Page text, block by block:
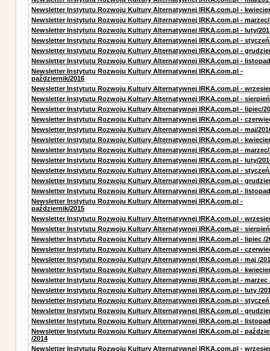
Newsletter Instytutu Rozwoju Kultury Alternatywnej IRKA.com.pl -
Newsletter Instytutu Rozwoju Kultury Alternatywnej IRKA.com.pl - marzec/
Newsletter Instytutu Rozwoju Kultury Alternatywnej IRKA.com.pl - luty/
Newsletter Instytutu Rozwoju Kultury Alternatywnej IRKA.com.pl -
Newsletter Instytutu Rozwoju Kultury Alternatywnej IRKA.com.pl -
Newsletter Instytutu Rozwoju Kultury Alternatywnej IRKA.com.pl -
Newsletter Instytutu Rozwoju Kultury Alternatywnej IRKA.com.pl -
październik/2016
Newsletter Instytutu Rozwoju Kultury Alternatywnej IRKA.com.pl -
Newsletter Instytutu Rozwoju Kultury Alternatywnej IRKA.com.pl -
Newsletter Instytutu Rozwoju Kultury Alternatywnej IRKA.com.pl - lipiec/
Newsletter Instytutu Rozwoju Kultury Alternatywnej IRKA.com.pl -
Newsletter Instytutu Rozwoju Kultury Alternatywnej IRKA.com.pl - maj/
Newsletter Instytutu Rozwoju Kultury Alternatywnej IRKA.com.pl -
Newsletter Instytutu Rozwoju Kultury Alternatywnej IRKA.com.pl - marzec/
Newsletter Instytutu Rozwoju Kultury Alternatywnej IRKA.com.pl - luty/
Newsletter Instytutu Rozwoju Kultury Alternatywnej IRKA.com.pl -
Newsletter Instytutu Rozwoju Kultury Alternatywnej IRKA.com.pl -
Newsletter Instytutu Rozwoju Kultury Alternatywnej IRKA.com.pl -
Newsletter Instytutu Rozwoju Kultury Alternatywnej IRKA.com.pl -
październik/2015
Newsletter Instytutu Rozwoju Kultury Alternatywnej IRKA.com.pl -
Newsletter Instytutu Rozwoju Kultury Alternatywnej IRKA.com.pl -
Newsletter Instytutu Rozwoju Kultury Alternatywnej IRKA.com.pl - lipiec /
Newsletter Instytutu Rozwoju Kultury Alternatywnej IRKA.com.pl -
Newsletter Instytutu Rozwoju Kultury Alternatywnej IRKA.com.pl - maj /
Newsletter Instytutu Rozwoju Kultury Alternatywnej IRKA.com.pl -
Newsletter Instytutu Rozwoju Kultury Alternatywnej IRKA.com.pl - marzec
Newsletter Instytutu Rozwoju Kultury Alternatywnej IRKA.com.pl - luty /
Newsletter Instytutu Rozwoju Kultury Alternatywnej IRKA.com.pl - styczeń
Newsletter Instytutu Rozwoju Kultury Alternatywnej IRKA.com.pl -
Newsletter Instytutu Rozwoju Kultury Alternatywnej IRKA.com.pl - listopad
Newsletter Instytutu Rozwoju Kultury Alternatywnej IRKA.com.pl -
/2014
Newsletter Instytutu Rozwoju Kultury Alternatywnej IRKA.com.pl -